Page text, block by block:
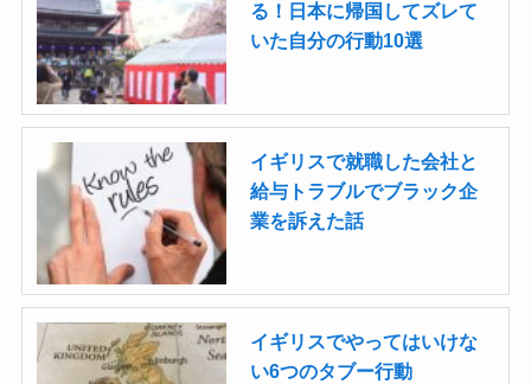
る！日本に帰国してズレて
いた自分の行動10選
イギリスで就職した会社と
給与トラブルでブラック企
業を訴えた話
イギリスでやってはいけな
い6つのタブー行動